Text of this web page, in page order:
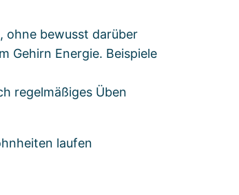
ohne bewusst darüber
Gehirn Energie. Beispiele
regelmäßiges Üben
laufen